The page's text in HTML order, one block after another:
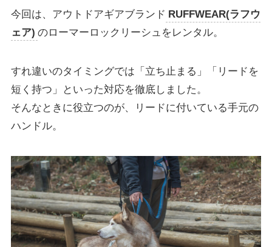
今回は、アウトドアギアブランド RUFFWEAR(ラフウ
ェア) のローマーロックリーシュをレンタル。
すれ違いのタイミングでは「立ち止まる」「リードを
短く持つ」といった対応を徹底しました。
そんなときに役立つのが、リードに付いている手元の
ハンドル。